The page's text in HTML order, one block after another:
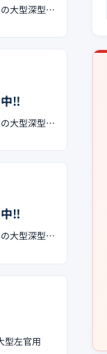
大型深型…
‼︎
大型深型…
‼︎
大型深型…
型左官用